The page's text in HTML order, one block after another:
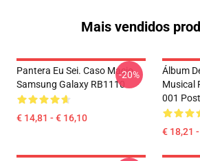
Mais vendidos
Pantera Eu Sei. Caso Macio
Samsung Galaxy RB1110
€ 14,81 - € 16,10
-20%
Álbum
Musical
001
€ 18,21